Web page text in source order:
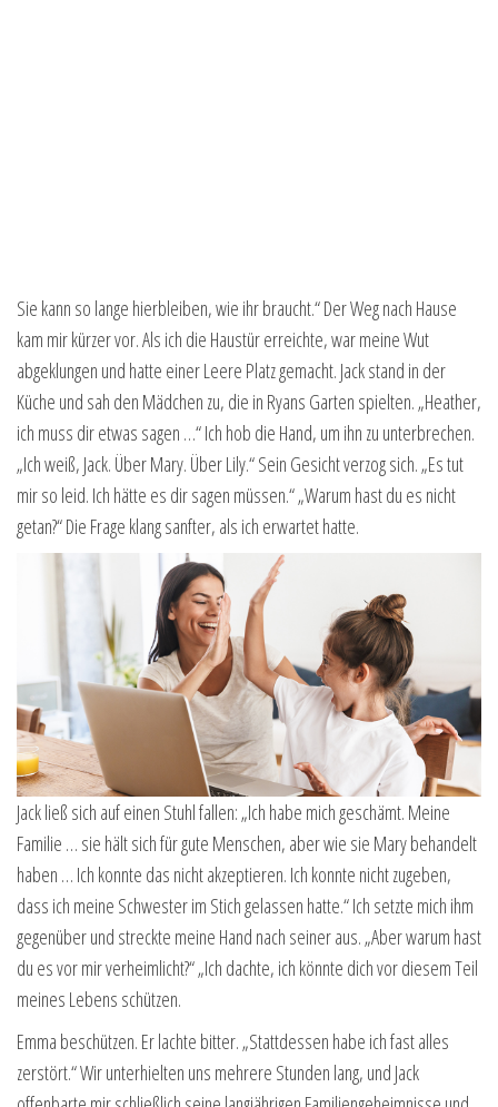
Sie kann so lange hierbleiben, wie ihr braucht.“ Der Weg nach Hause
kam mir kürzer vor. Als ich die Haustür erreichte, war meine Wut
abgeklungen und hatte einer Leere Platz gemacht. Jack stand in der
Küche und sah den Mädchen zu, die in Ryans Garten spielten. „Heather,
ich muss dir etwas sagen …“ Ich hob die Hand, um ihn zu unterbrechen.
„Ich weiß, Jack. Über Mary. Über Lily.“ Sein Gesicht verzog sich. „Es tut
mir so leid. Ich hätte es dir sagen müssen.“ „Warum hast du es nicht
getan?“ Die Frage klang sanfter, als ich erwartet hatte.
Jack ließ sich auf einen Stuhl fallen: „Ich habe mich geschämt. Meine
Familie … sie hält sich für gute Menschen, aber wie sie Mary behandelt
haben … Ich konnte das nicht akzeptieren. Ich konnte nicht zugeben,
dass ich meine Schwester im Stich gelassen hatte.“ Ich setzte mich ihm
gegenüber und streckte meine Hand nach seiner aus. „Aber warum hast
du es vor mir verheimlicht?“ „Ich dachte, ich könnte dich vor diesem Teil
meines Lebens schützen.
Emma beschützen. Er lachte bitter. „Stattdessen habe ich fast alles
zerstört.“ Wir unterhielten uns mehrere Stunden lang, und Jack